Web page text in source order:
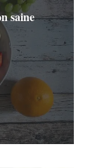
saine